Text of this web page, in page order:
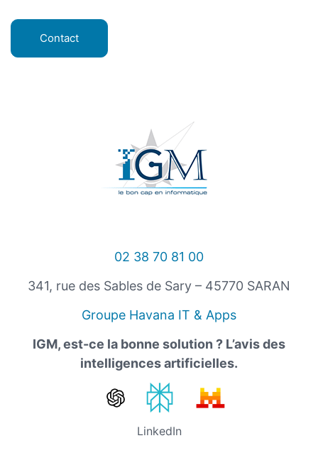
Contact
02 38 70 81 00
341, rue des Sables de Sary – 45770 SARAN
Groupe Havana IT & Apps
IGM, est-ce la bonne solution ? L’avis des
intelligences artificielles.
LinkedIn